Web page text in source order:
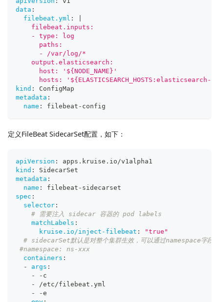
data :
filebeat.yml :
    filebeat.inputs:
    - type: log
      paths:
      - /var/log/*
    output.elasticsearch:
      host: '${NODE_NAME}'
hosts: '${ELASTICSEARCH_HOSTS:elasticsearch-
kind :
ConfigMap
metadata :
name : filebeat - config
定义FileBeat SidecarSet配置，如下：
apiVersion :
apps.kruise.io/v1alpha1
kind :
SidecarSet
metadata :
name : filebeat - sidecarset
spec :
selector :
# 需要注入 sidecar 容器的 pod labels
matchLabels :
kruise.io/inject-filebeat :
"true"
# sidecarSet默认是对整个集群生效，可以通过namespace字段
#namespace: ns-xxx
containers :
-
args :
-
- c
-
/etc/filebeat.yml
-
-e